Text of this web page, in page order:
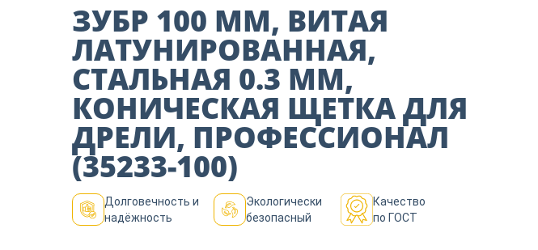
ЗУБР 100 ММ, ВИТАЯ
ЛАТУНИРОВАННАЯ,
СТАЛЬНАЯ 0.3 ММ,
КОНИЧЕСКАЯ ЩЕТКА ДЛЯ
ДРЕЛИ, ПРОФЕССИОНАЛ
(35233-100)
Долговечность и
надёжность
Экологически
безопасный
Качество
по ГОСТ